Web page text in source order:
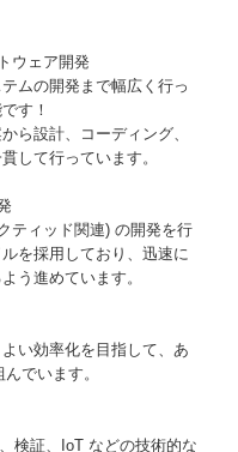
ウェア開発
ムの開発まで幅広く行っ
す！
ら設計、コーディング、
して行っています。
ティッド関連) の開発を行
を採用しており、迅速に
う進めています。
い効率化を目指して、あ
でいます。
検証、IoT などの技術的な